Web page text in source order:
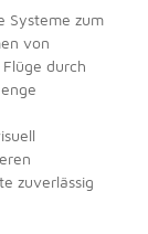
Systeme zum
von
durch
zuverlässig